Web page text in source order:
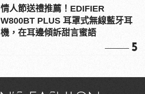
情人節送禮推薦！EDIFIER
W800BT PLUS 耳罩式無線藍牙耳
機，在耳邊傾訴甜言蜜語
5